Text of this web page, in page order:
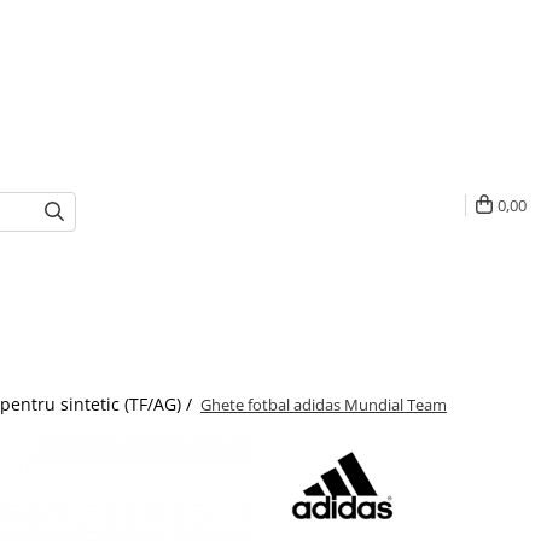
0,00
sintetic (TF/AG) / Ghete fotbal adidas Mundial Team